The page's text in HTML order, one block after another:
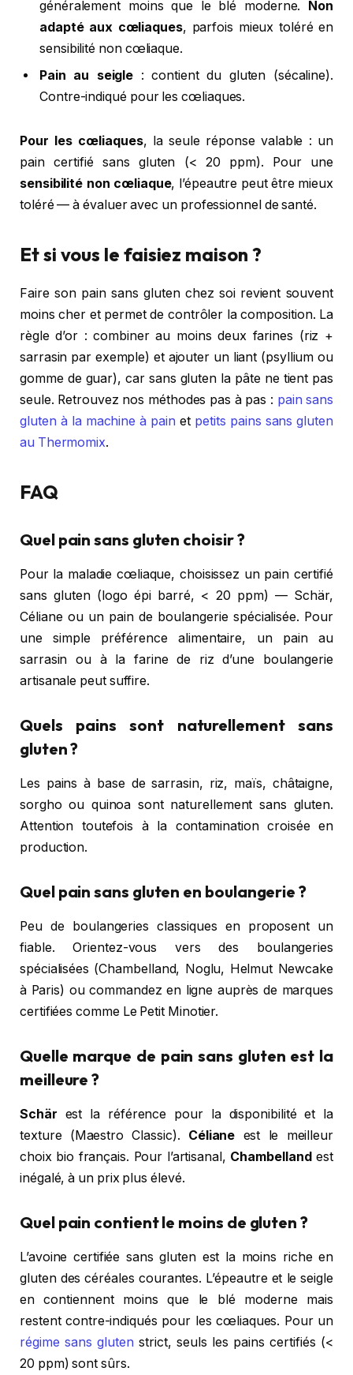
généralement moins que le blé moderne. Non
adapté aux cœliaques, parfois mieux toléré en
sensibilité non cœliaque.
Pain au seigle : contient du gluten (sécaline).
Contre-indiqué pour les cœliaques.
Pour les cœliaques, la seule réponse valable : un
pain certifié sans gluten (< 20 ppm). Pour une
sensibilité non cœliaque, l’épeautre peut être mieux
toléré — à évaluer avec un professionnel de santé.
Et si vous le faisiez maison ?
Faire son pain sans gluten chez soi revient souvent
moins cher et permet de contrôler la composition. La
règle d’or : combiner au moins deux farines (riz +
sarrasin par exemple) et ajouter un liant (psyllium ou
gomme de guar), car sans gluten la pâte ne tient pas
seule. Retrouvez nos méthodes pas à pas : pain sans
gluten à la machine à pain et petits pains sans gluten
au Thermomix.
FAQ
Quel pain sans gluten choisir ?
Pour la maladie cœliaque, choisissez un pain certifié
sans gluten (logo épi barré, < 20 ppm) — Schär,
Céliane ou un pain de boulangerie spécialisée. Pour
une simple préférence alimentaire, un pain au
sarrasin ou à la farine de riz d’une boulangerie
artisanale peut suffire.
Quels pains sont naturellement sans
gluten ?
Les pains à base de sarrasin, riz, maïs, châtaigne,
sorgho ou quinoa sont naturellement sans gluten.
Attention toutefois à la contamination croisée en
production.
Quel pain sans gluten en boulangerie ?
Peu de boulangeries classiques en proposent un
fiable. Orientez-vous vers des boulangeries
spécialisées (Chambelland, Noglu, Helmut Newcake
à Paris) ou commandez en ligne auprès de marques
certifiées comme Le Petit Minotier.
Quelle marque de pain sans gluten est la
meilleure ?
Schär est la référence pour la disponibilité et la
texture (Maestro Classic). Céliane est le meilleur
choix bio français. Pour l’artisanal, Chambellandest
inégalé, à un prix plus élevé.
Quel pain contient le moins de gluten ?
L’avoine certifiée sans gluten est la moins riche en
gluten des céréales courantes. L’épeautre et le seigle
en contiennent moins que le blé moderne mais
restent contre-indiqués pour les cœliaques. Pour un
régime sans gluten strict, seuls les pains certifiés (<
20 ppm) sont sûrs.